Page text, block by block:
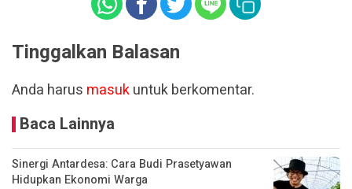
Tinggalkan Balasan
Anda harus masukuntuk berkomentar.
Baca Lainnya
Sinergi Antardesa: Cara Budi Prasetyawan
Hidupkan Ekonomi Warga